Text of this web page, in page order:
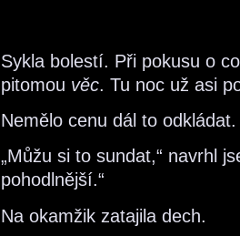
Sykla bolestí. Při pokusu o
pitomou věc. Tu noc už asi
Nemělo cenu dál to
„Můžu si to sundat,“ navrhl
pohodlnější.“
Na okamžik zatajila dech.